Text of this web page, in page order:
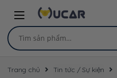
navigation
content
Tìm
kiếm:
Trang chủ Tin tức / Sự kiện